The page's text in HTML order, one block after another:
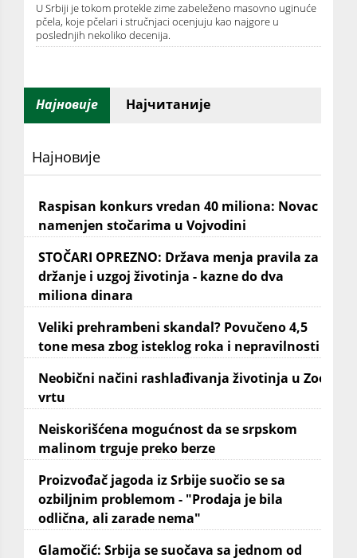
U Srbiji je tokom protekle zime zabeleženo masovno uginuće
pčela, koje pčelari i stručnjaci ocenjuju kao najgore u
poslednjih nekoliko decenija.
Најновије Најчитаније
Најновије
Raspisan konkurs vredan 40 miliona: Novac
namenjen stočarima u Vojvodini
STOČARI OPREZNO: Država menja pravila za
držanje i uzgoj životinja - kazne do dva
miliona dinara
Veliki prehrambeni skandal? Povučeno 4,5
tone mesa zbog isteklog roka i nepravilnosti
Neobični načini rashlađivanja životinja u Zoo
vrtu
Neiskorišćena mogućnost da se srpskom
malinom trguje preko berze
Proizvođač jagoda iz Srbije suočio se sa
ozbiljnim problemom - "Prodaja je bila
odlična, ali zarade nema"
Glamočić: Srbija se suočava sa jednom od